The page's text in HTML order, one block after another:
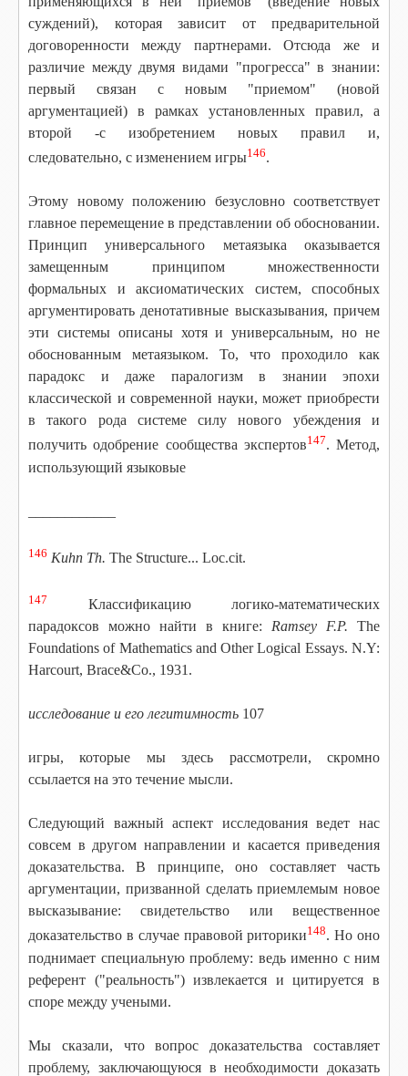
суждений), которая зависит от предварительной
договоренности между партнерами. Отсюда же и
различие между двумя видами "прогресса" в знании:
первый связан с новым "приемом" (новой
аргументацией) в рамках установленных правил, а
второй -с изобретением новых правил и,
следовательно, с изменением игры146.
Этому новому положению безусловно соответствует
главное перемещение в представлении об обосновании.
Принцип универсального метаязыка оказывается
замещенным принципом множественности
формальных и аксиоматических систем, способных
аргументировать денотативные высказывания, причем
эти системы описаны хотя и универсальным, но не
обоснованным метаязыком. То, что проходило как
парадокс и даже паралогизм в знании эпохи
классической и современной науки, может приобрести
в такого рода системе силу нового убеждения и
получить одобрение сообщества экспертов147. Метод,
использующий языковые
146 Kuhn Th. The Structure... Loc.cit.
147
Классификацию логико-математических
парадоксов можно найти в книге: Ramsey F.P. The
Foundations of Mathematics and Other Logical Essays. N.Y:
Harcourt, Brace&Co., 1931.
исследование и его легитимность 107
игры, которые мы здесь рассмотрели, скромно
ссылается на это течение мысли.
Следующий важный аспект исследования ведет нас
совсем в другом направлении и касается приведения
доказательства. В принципе, оно составляет часть
аргументации, призванной сделать приемлемым новое
высказывание: свидетельство или вещественное
доказательство в случае правовой риторики148. Но оно
поднимает специальную проблему: ведь именно с ним
референт ("реальность") извлекается и цитируется в
споре между учеными.
Мы сказали, что вопрос доказательства составляет
проблему, заключающуюся в необходимости доказать